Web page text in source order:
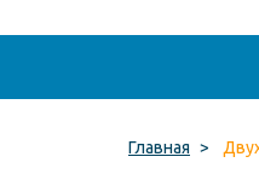
Главная >